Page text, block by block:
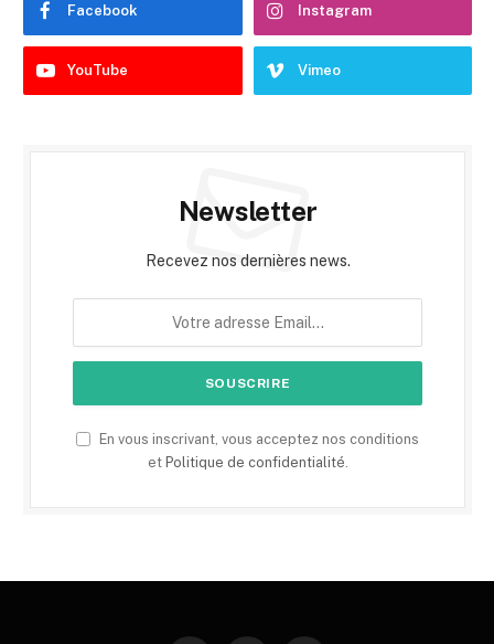
Facebook Instagram
YouTube Vimeo
Newsletter
Recevez nos dernières news.
En vous inscrivant, vous acceptez nos conditions
et Politique de confidentialité